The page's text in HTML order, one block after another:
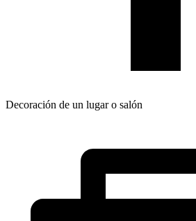
Decoración de un lugar o salón